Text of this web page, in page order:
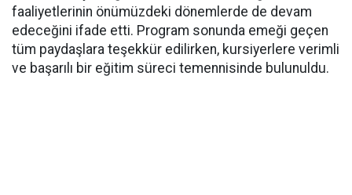
faaliyetlerinin önümüzdeki dönemlerde de devam
edeceğini ifade etti. Program sonunda emeği geçen
tüm paydaşlara teşekkür edilirken, kursiyerlere verimli
ve başarılı bir eğitim süreci temennisinde bulunuldu.